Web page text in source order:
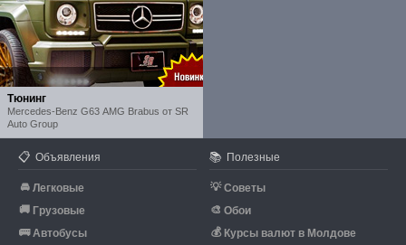
Тюнинг
Mercedes-Benz G63 AMG Brabus от SR
Auto Group
📋 Объявления
🚘 Легковые
🚚 Грузовые
🚌 Автобусы
📚 Полезные
💡 Советы
🎨 Обои
💰 Курсы валют в Молдове